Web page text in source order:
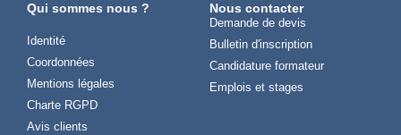
Qui sommes nous ?
Identité
Coordonnées
Mentions légales
Charte RGPD
Avis clients
Nous contacter
Demande de devis
Bulletin d'inscription
Candidature formateur
Emplois et stages